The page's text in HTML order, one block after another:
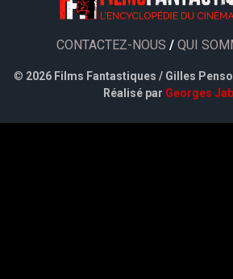
CONTACTEZ-NOUS / QUI
© 2026 Films Fantastiques / Gilles
Réalisé par Georges